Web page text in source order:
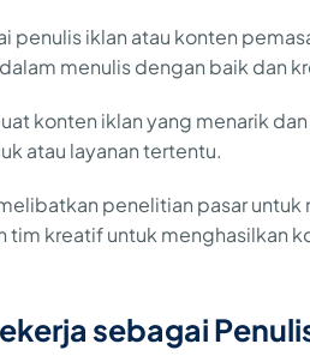
penulis iklan atau konten
menulis dengan baik dan
konten iklan yang menarik
atau layanan tertentu.
penelitian pasar
tim kreatif untuk menghasilkan
sebagai